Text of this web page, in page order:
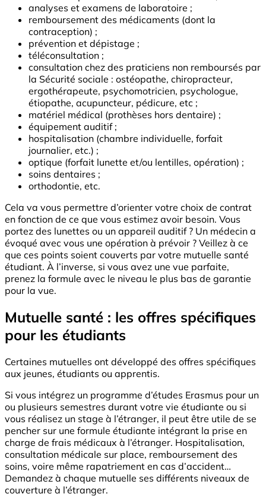
analyses et examens de laboratoire ;
remboursement des médicaments (dont la
contraception) ;
prévention et dépistage ;
téléconsultation ;
consultation chez des praticiens non remboursés par
la Sécurité sociale : ostéopathe, chiropracteur,
ergothérapeute, psychomotricien, psychologue,
étiopathe, acupuncteur, pédicure, etc ;
matériel médical (prothèses hors dentaire) ;
équipement auditif ;
hospitalisation (chambre individuelle, forfait
journalier, etc.) ;
optique (forfait lunette et/ou lentilles, opération) ;
soins dentaires ;
orthodontie, etc.
Cela va vous permettre d’orienter votre choix de contrat
en fonction de ce que vous estimez avoir besoin. Vous
portez des lunettes ou un appareil auditif ? Un médecin a
évoqué avec vous une opération à prévoir ? Veillez à ce
que ces points soient couverts par votre mutuelle santé
étudiant. À l’inverse, si vous avez une vue parfaite,
prenez la formule avec le niveau le plus bas de garantie
pour la vue.
Mutuelle santé : les offres spécifiques
pour les étudiants
Certaines mutuelles ont développé des offres spécifiques
aux jeunes, étudiants ou apprentis.
Si vous intégrez un programme d’études Erasmus pour un
ou plusieurs semestres durant votre vie étudiante ou si
vous réalisez un stage à l’étranger, il peut être utile de se
pencher sur une formule étudiante intégrant la prise en
charge de frais médicaux à l’étranger. Hospitalisation,
consultation médicale sur place, remboursement des
soins, voire même rapatriement en cas d’accident…
Demandez à chaque mutuelle ses différents niveaux de
couverture à l’étranger.